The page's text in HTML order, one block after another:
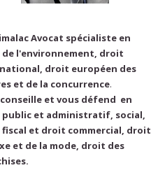
Avocat spécialiste en
l'environnement, droit
droit européen des
et de la concurrence.
et vous défend en
et administratif, social,
et droit commercial, droit
et de la mode, droit des